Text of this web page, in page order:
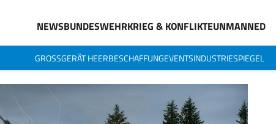
NEWSBUNDESWEHRKRIEG & KONFLIKTEUNMANNED
GROSSGERÄT HEERBESCHAFFUNGEVENTSINDUSTRIESPIEGEL